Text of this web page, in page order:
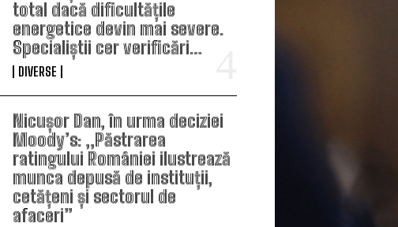
total dacă dificultățile
energetice devin mai severe.
Specialiștii cer verificări…
DIVERSE
Nicușor Dan, în urma deciziei
Moody’s: „Păstrarea
ratingului României ilustrează
munca depusă de instituții,
cetățeni și sectorul de
afaceri”